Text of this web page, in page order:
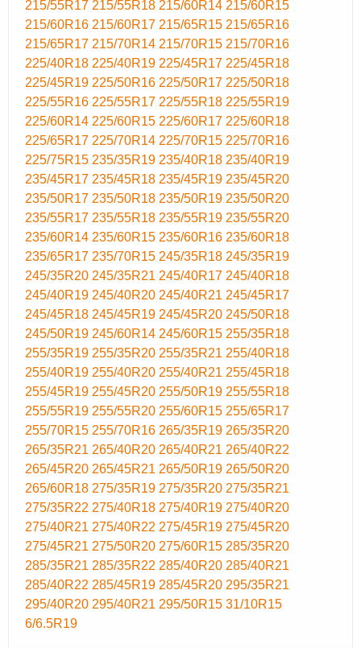
215/55R17 215/55R18 215/60R14 215/60R15
215/60R16 215/60R17 215/65R15 215/65R16
215/65R17 215/70R14 215/70R15 215/70R16
225/40R18 225/40R19 225/45R17 225/45R18
225/45R19 225/50R16 225/50R17 225/50R18
225/55R16 225/55R17 225/55R18 225/55R19
225/60R14 225/60R15 225/60R17 225/60R18
225/65R17 225/70R14 225/70R15 225/70R16
225/75R15 235/35R19 235/40R18 235/40R19
235/45R17 235/45R18 235/45R19 235/45R20
235/50R17 235/50R18 235/50R19 235/50R20
235/55R17 235/55R18 235/55R19 235/55R20
235/60R14 235/60R15 235/60R16 235/60R18
235/65R17 235/70R15 245/35R18 245/35R19
245/35R20 245/35R21 245/40R17 245/40R18
245/40R19 245/40R20 245/40R21 245/45R17
245/45R18 245/45R19 245/45R20 245/50R18
245/50R19 245/60R14 245/60R15 255/35R18
255/35R19 255/35R20 255/35R21 255/40R18
255/40R19 255/40R20 255/40R21 255/45R18
255/45R19 255/45R20 255/50R19 255/55R18
255/55R19 255/55R20 255/60R15 255/65R17
255/70R15 255/70R16 265/35R19 265/35R20
265/35R21 265/40R20 265/40R21 265/40R22
265/45R20 265/45R21 265/50R19 265/50R20
265/60R18 275/35R19 275/35R20 275/35R21
275/35R22 275/40R18 275/40R19 275/40R20
275/40R21 275/40R22 275/45R19 275/45R20
275/45R21 275/50R20 275/60R15 285/35R20
285/35R21 285/35R22 285/40R20 285/40R21
285/40R22 285/45R19 285/45R20 295/35R21
295/40R20 295/40R21 295/50R15 31/10R15
6/6.5R19